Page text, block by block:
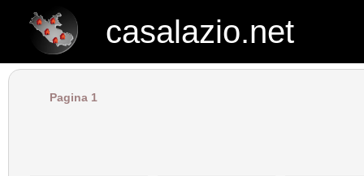
casalazio.net
Pagina 1
casalazio.net